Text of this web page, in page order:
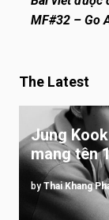
MF#32 – Go
The Latest
Jung
mang tên
by Thai Khang